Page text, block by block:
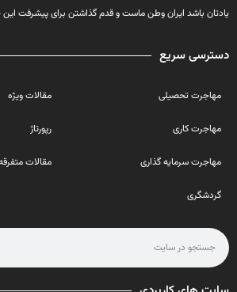
یادتان باشد ایران وطن ماست و قدم گذاشتن برای پیشرفت
دسترسی سریع
مهاجرت تحصیلی
مهاجرت کاری
مهاجرت سرمایه گذاری
گردشگری
مقالات ویژه
رپورتاژ
مقالات